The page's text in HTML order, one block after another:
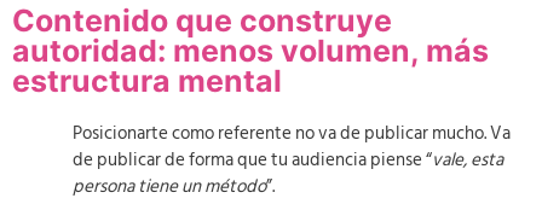
Contenido que construye
autoridad: menos volumen, más
estructura mental
Posicionarte como referente no va de publicar mucho. Va
de publicar de forma que tu audiencia piense “vale, esta
persona tiene un método”.